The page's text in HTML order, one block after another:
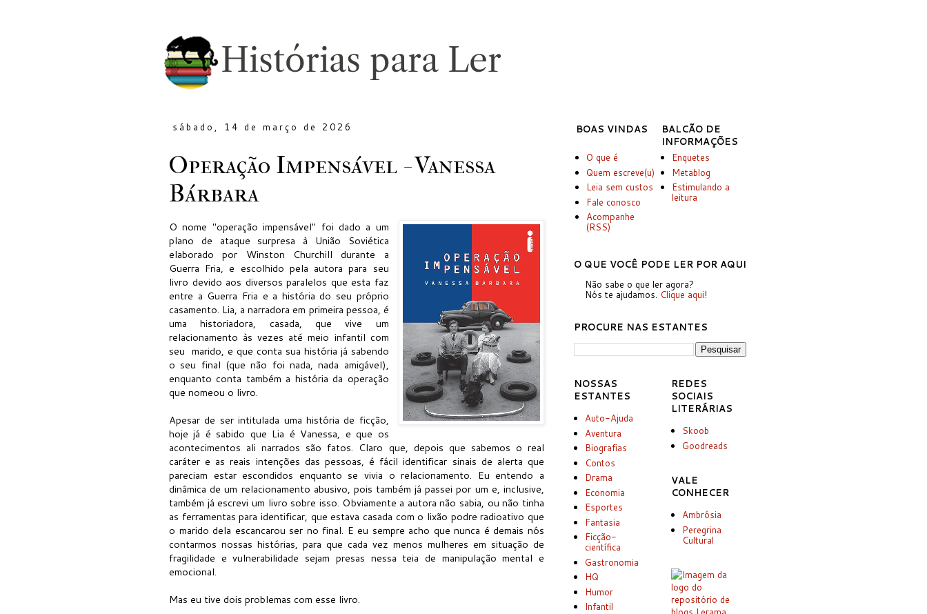
sábado, 14 de março de 2026
Operação Impensável - Vanessa
Bárbara
O nome "operação impensável" foi dado a um
plano de ataque surpresa à União Soviética
elaborado por Winston Churchill durante a
Guerra Fria, e escolhido pela autora para seu
livro devido aos diversos paralelos que esta faz
entre a Guerra Fria e a história do seu próprio
casamento. Lia, a narradora em primeira pessoa, é
uma historiadora, casada, que vive um
relacionamento às vezes até meio infantil com
seu marido, e que conta sua história já sabendo
o seu final (que não foi nada, nada amigável),
enquanto conta também a história da operação
que nomeou o livro.
Apesar de ser intitulada uma história de ficção,
hoje já é sabido que Lia é Vanessa, e que os
acontecimentos ali narrados são fatos. Claro que, depois que sabemos o real
caráter e as reais intenções das pessoas, é fácil identificar sinais de alerta que
pareciam estar escondidos enquanto se vivia o relacionamento. Eu entendo a
dinâmica de um relacionamento abusivo, pois também já passei por um e, inclusive,
também já escrevi um livro sobre isso. Obviamente a autora não sabia, ou não tinha
as ferramentas para identificar, que estava casada com o lixão podre radioativo que
o marido dela escancarou ser no final. E eu sempre acho que nunca é demais nós
contarmos nossas histórias, para que cada vez menos mulheres em situação de
fragilidade e vulnerabilidade sejam presas nessa teia de manipulação mental e
emocional.
Mas eu tive dois problemas com esse livro.
BOAS VINDAS
BALCÃO DE
INFORMAÇÕES
O que é
Quem escreve(u)
Leia sem custos
Fale conosco
Acompanhe
(RSS)
Enquetes
Metablog
Estimulando a
leitura
O QUE VOCÊ PODE LER POR AQUI
Não sabe o que ler agora?
Nós te ajudamos. Clique aqui!
PROCURE NAS ESTANTES
NOSSAS
ESTANTES
Auto-Ajuda
Aventura
Biografias
Contos
Drama
Economia
Esportes
Fantasia
Ficção-
científica
Gastronomia
HQ
Humor
Infantil
REDES
SOCIAIS
LITERÁRIAS
Skoob
Goodreads
VALE
CONHECER
Ambrósia
Peregrina
Cultural